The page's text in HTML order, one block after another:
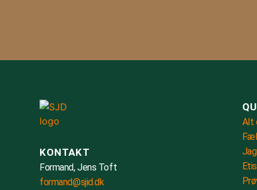
KONTAKT
Formand, Jens Toft
formand@sjid.dk
Alt